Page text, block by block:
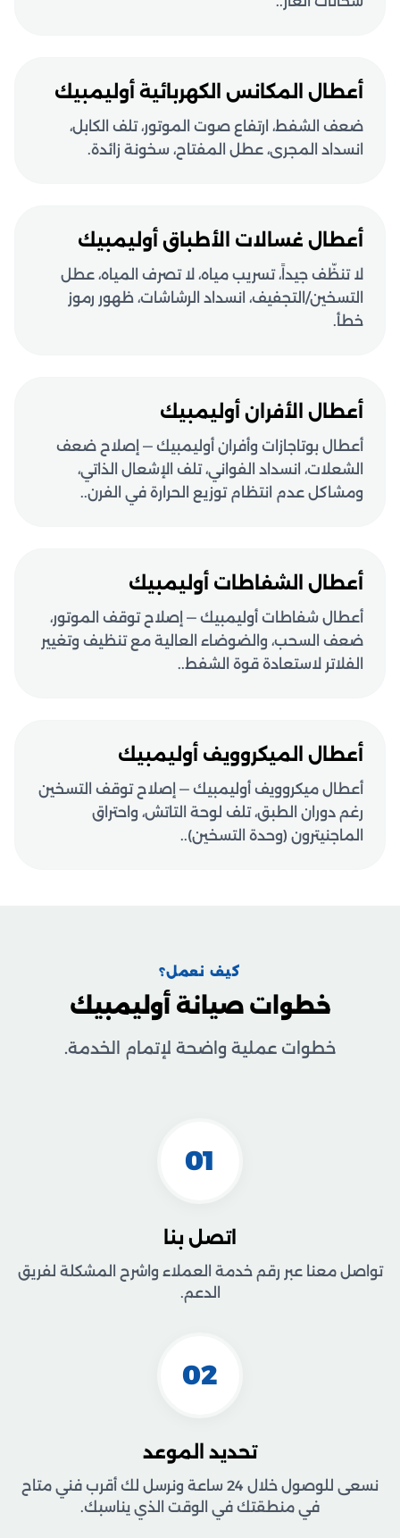
أعطال المكانس الكهربائية أوليمبيك
ضعف الشفط، ارتفاع صوت الموتور، تلف الكابل،
انسداد المجرى، عطل المفتاح، سخونة زائدة.
أعطال غسالات الأطباق أوليمبيك
لا تنظّف جيداً، تسريب مياه، لا تصرف المياه، عطل
التسخين/التجفيف، انسداد الرشاشات، ظهور رموز
خطأ.
أعطال الأفران أوليمبيك
أعطال بوتاجازات وأفران أوليمبيك — إصلاح ضعف
الشعلات، انسداد الفواني، تلف الإشعال الذاتي،
ومشاكل عدم انتظام توزيع الحرارة في الفرن..
أعطال الشفاطات أوليمبيك
أعطال شفاطات أوليمبيك — إصلاح توقف الموتور،
ضعف السحب، والضوضاء العالية مع تنظيف وتغيير
الفلاتر لاستعادة قوة الشفط..
أعطال الميكروويف أوليمبيك
أعطال ميكروويف أوليمبيك — إصلاح توقف التسخين
رغم دوران الطبق، تلف لوحة التاتش، واحتراق
الماجنيترون (وحدة التسخين)..
كيف نعمل؟
خطوات صيانة أوليمبيك
خطوات عملية واضحة لإتمام الخدمة.
01
اتصل بنا
تواصل معنا عبر رقم خدمة العملاء واشرح المشكلة لفريق
الدعم.
02
تحديد الموعد
نسعى للوصول خلال 24 ساعة ونرسل لك أقرب فني متاح
في منطقتك في الوقت الذي يناسبك.